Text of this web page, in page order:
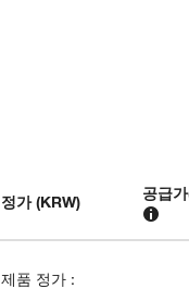
정가 (KRW) 공급가
제품 정가 :